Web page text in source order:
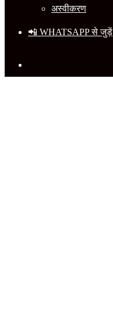
अस्वीकरण
📲 WHATSAPP से जुड़ें